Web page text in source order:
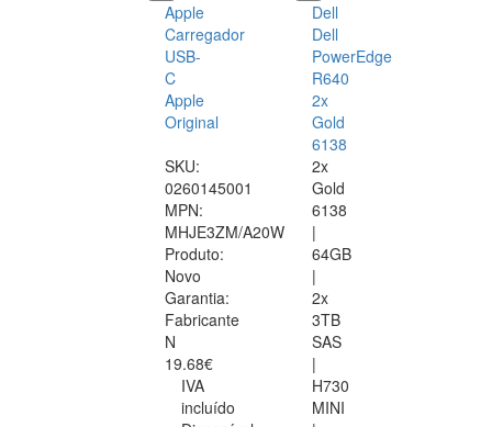
Apple
Carregador
USB-
C
Apple
Original
SKU:
0260145001
MPN:
MHJE3ZM/A20W
Produto:
Novo
Garantia:
Fabricante
N
19.68€
IVA
incluído
Dell
Dell
PowerEdge
R640
2x
Gold
6138
2x
Gold
6138
|
64GB
|
2x
3TB
SAS
|
H730
MINI